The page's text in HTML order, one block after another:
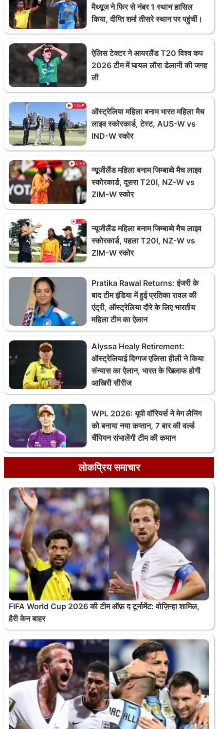
मैथ्यूज ने फिर से नंबर 1 स्थान हासिल
किया, दीप्ति शर्मा तीसरे स्थान पर पहुंचीं।
ऐलिस टेक्टर ने आयरलैंड T20 विश्व कप
2026 टीम में घायल लौरा डेलानी की जगह
ली
ऑस्ट्रेलिया महिला बनाम भारत महिला मैच
लाइव स्कोरकार्ड, टेस्ट, AUS-W vs
IND-W स्कोर
न्यूजीलैंड महिला बनाम जिम्बाब्वे मैच लाइव
स्कोरकार्ड, दूसरा T20I, NZ-W vs
ZIM-W स्कोर
न्यूजीलैंड महिला बनाम जिम्बाब्वे मैच लाइव
स्कोरकार्ड, पहला T20I, NZ-W vs
ZIM-W स्कोर
Pratika Rawal Returns: इंजरी के
बाद टीम इंडिया में हुई प्रतिका रावल की
एंट्री, ऑस्ट्रेलिया दौरे के लिए भारतीय
महिला टीम का ऐलान
Alyssa Healy Retirement:
ऑस्ट्रेलियाई दिग्गज एलिसा हीली ने किया
संन्यास का ऐलान, भारत के खिलाफ होगी
आखिरी सीरीज
WPL 2026: यूपी वॉरियर्स ने मेग लैनिंग
को बनाया नया कप्तान, 7 बार की वर्ल्ड
चैंपियन संभालेंगी टीम की कमान
लोकप्रिय समाचार
FIFA World Cup 2026 की टीम ऑफ़ द टूर्नामेंट: वोज़िन्हा शामिल,
हैरी केन बाहर